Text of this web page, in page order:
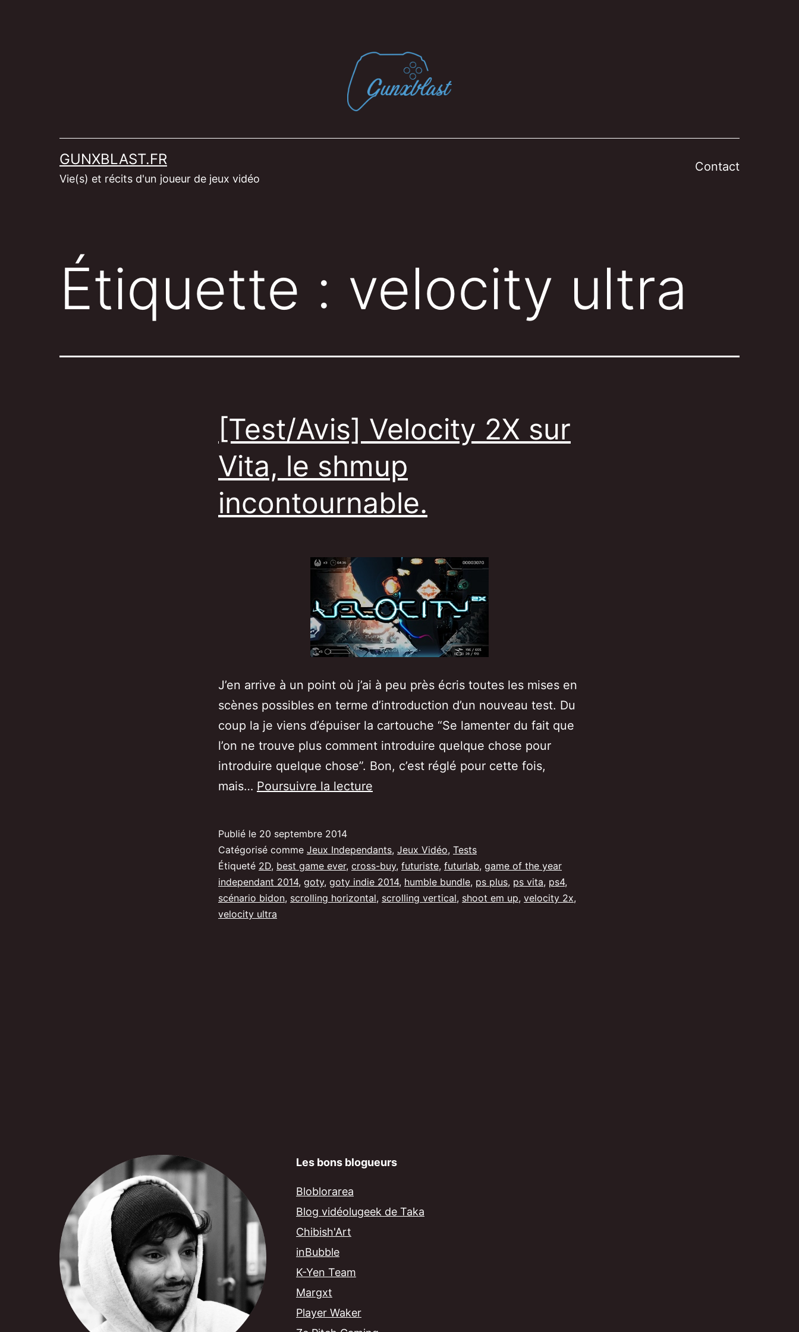
GUNXBLAST.FR
Vie(s) et récits d'un joueur de jeux vidéo
Contact
Étiquette : velocity ultra
[Test/Avis] Velocity 2X sur
Vita, le shmup
incontournable.
J’en arrive à un point où j’ai à peu près écris toutes les mises en
scènes possibles en terme d’introduction d’un nouveau test. Du
coup la je viens d’épuiser la cartouche “Se lamenter du fait que
l’on ne trouve plus comment introduire quelque chose pour
introduire quelque chose”. Bon, c’est réglé pour cette fois,
mais… Poursuivre la lecture
sur
Vita,
le
shmup
Publié le 20 septembre 2014
Catégorisé comme Jeux Independants, Jeux Vidéo, Tests
Étiqueté 2D, best game ever, cross-buy, futuriste, futurlab, game of the year
independant 2014, goty, goty indie 2014, humble bundle, ps plus, ps vita, ps4,
scénario bidon, scrolling horizontal, scrolling vertical, shoot em up, velocity 2x,
velocity ultra
Les bons blogueurs
Bloblorarea
Blog vidéolugeek de Taka
Chibish'Art
inBubble
K-Yen Team
Margxt
Player Waker